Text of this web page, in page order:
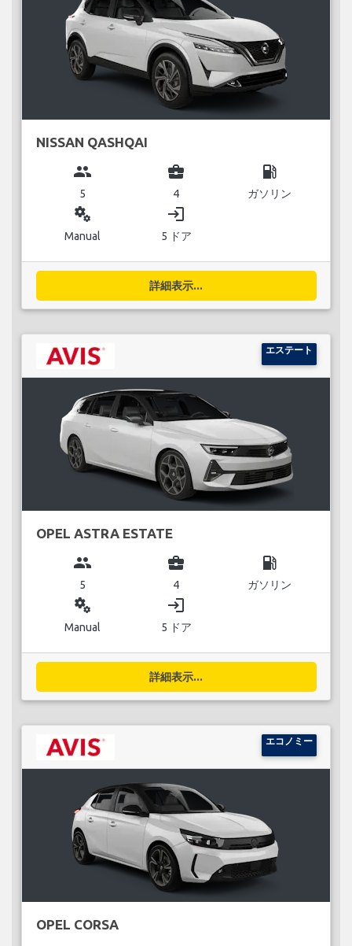
NISSAN QASHQAI
group
5
business_center
4
local_gas_station
ガソリン
miscellaneous_services
Manual
login
5 ドア
詳細表示...
エステート
OPEL ASTRA ESTATE
group
5
business_center
4
local_gas_station
ガソリン
miscellaneous_services
Manual
login
5 ドア
詳細表示...
エコノミー
OPEL CORSA